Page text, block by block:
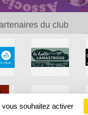
du club
souhaitez activer